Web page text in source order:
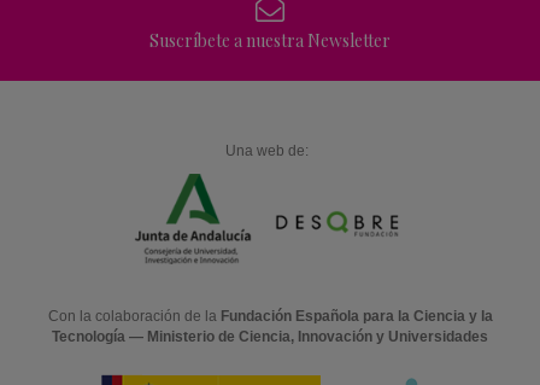
Suscríbete a nuestra Newsletter
Una web de:
Con la colaboración de la Fundación Española para la Ciencia y la
Tecnología — Ministerio de Ciencia, Innovación y Universidades